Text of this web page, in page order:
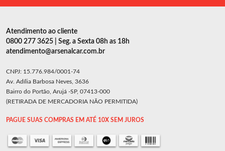
Atendimento ao cliente
0800 277 3625 | Seg. a Sexta 08h as 18h
atendimento@arsenalcar.com.br
CNPJ: 15.776.984/0001-74
Av. Adília Barbosa Neves, 3636
Bairro do Portão, Arujá -SP, 07413-000
(RETIRADA DE MERCADORIA NÃO PERMITIDA)
PAGUE SUAS COMPRAS EM ATÉ 10X SEM JUROS